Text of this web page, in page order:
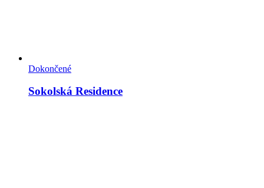
Dokončené
Sokolská Residence